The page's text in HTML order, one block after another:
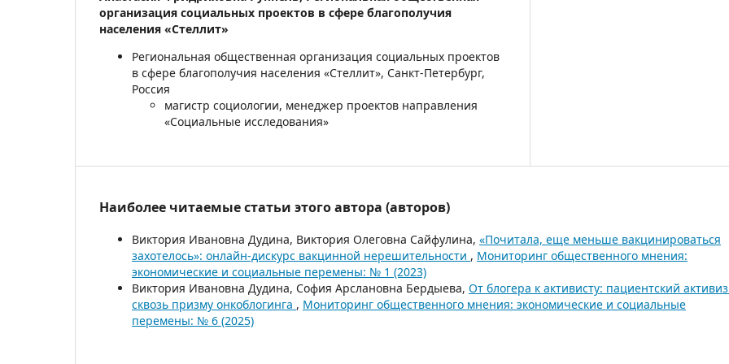
организация социальных проектов в сфере благополучия
населения «Стеллит»
Региональная общественная организация социальных проектов
в сфере благополучия населения «Стеллит», Санкт-Петербург,
Россия
магистр социологии, менеджер проектов направления
«Социальные исследования»
Наиболее читаемые статьи этого автора (авторов)
Виктория Ивановна Дудина, Виктория Олеговна Сайфулина, «Почитала, еще меньше вакцинироваться
захотелось»: онлайн-дискурс вакцинной нерешительности , Мониторинг общественного мнения:
экономические и социальные перемены: № 1 (2023)
Виктория Ивановна Дудина, София Арслановна Бердыева, От блогера к активисту: пациентский
сквозь призму онкоблогинга , Мониторинг общественного мнения: экономические и социальные
перемены: № 6 (2025)